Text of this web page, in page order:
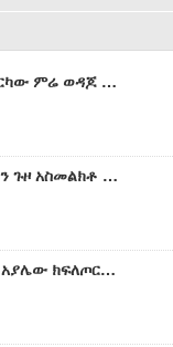
ኮረኔል ፋንታሁን ሙሀባው እና ዋርካው ምሬ ወዳጆ የትግሉን ወቅታዊ ሁኔታ አስመልክቶ በቪዲዮ ያስተላለፉት መልዕክት
የፋሽቱን የአብይ አህመድ የጎርጎራን ጉዞ አስመልክቶ ከአማራ ፋኖ በጎንደር ዕዝ የተላከ ማብራሪያ - በጋዜጠኛ ሙሉጌታ አንበርብር እንደሚከተለው ቀርቧል
ከአማራ ፋኖ በጎጃም ከቢትወደድ አያሌው ክፍለጦር የተሰጠ ወቅታዊ መግለጫ